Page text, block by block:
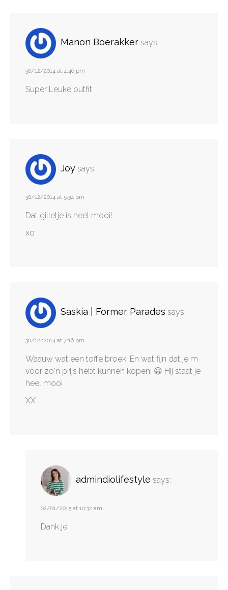
Manon Boerakker says:
30/12/2014 at 4:46 pm
Super Leuke outfit
Joy says:
30/12/2014 at 5:34 pm
Dat gilletje is heel mooi!
xo
Saskia | Former Parades says:
30/12/2014 at 7:16 pm
Waauw wat een toffe broek! En wat fijn dat je m
voor zo'n prijs hebt kunnen kopen! 😀 Hij staat je
heel mooi
XX
admindiolifestyle says:
02/01/2015 at 10:32 am
Dank je!